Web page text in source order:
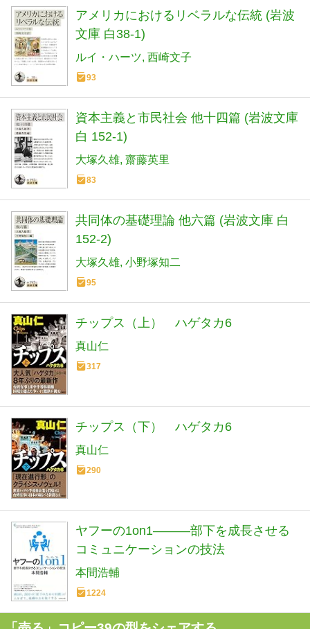
アメリカにおけるリベラルな伝統 (岩波
文庫 白38-1)
ルイ・ハーツ 西崎文子
93
資本主義と市民社会 他十四篇 (岩波文庫
白 152-1)
大塚久雄 齋藤英里
83
共同体の基礎理論 他六篇 (岩波文庫 白
152-2)
大塚久雄 小野塚知二
95
チップス（上） ハゲタカ6
真山仁
317
チップス（下） ハゲタカ6
真山仁
290
ヤフーの1on1―――部下を成長させる
コミュニケーションの技法
本間浩輔
1224